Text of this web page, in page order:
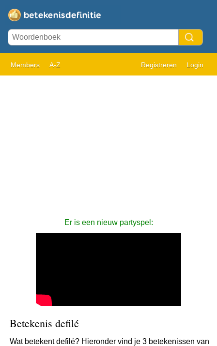
Members A-Z Registreren Login
Er is een nieuw partyspel:
Betekenis defilé
Wat betekent defilé? Hieronder vind je 3 betekenissen van